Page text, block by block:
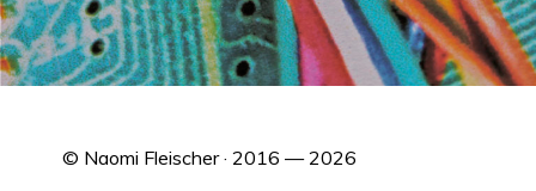
© Naomi Fleischer · 2016 — 2026